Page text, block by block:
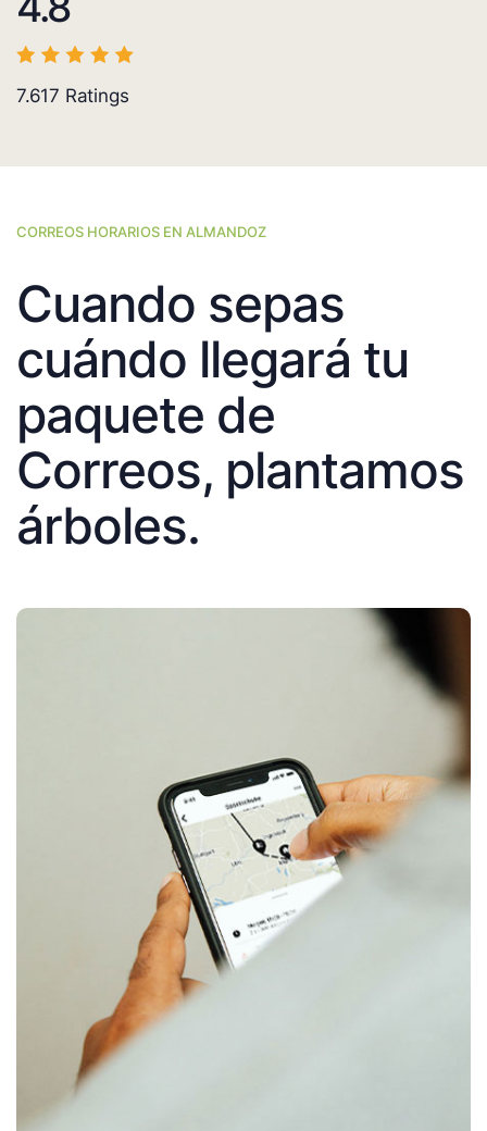
7.617 Ratings
CORREOS HORARIOS EN ALMANDOZ
Cuando sepas
cuándo llegará tu
paquete de
Correos, plantamos
árboles.